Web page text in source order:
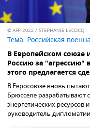
© AFP 2022 / STEPHANIE LECOCQ
Тема: Российская
В Европейском союзе
Россию за
этого предлагается
В Евросоюзе вновь
Брюсселе разрабатывают
энергетических
руководитель